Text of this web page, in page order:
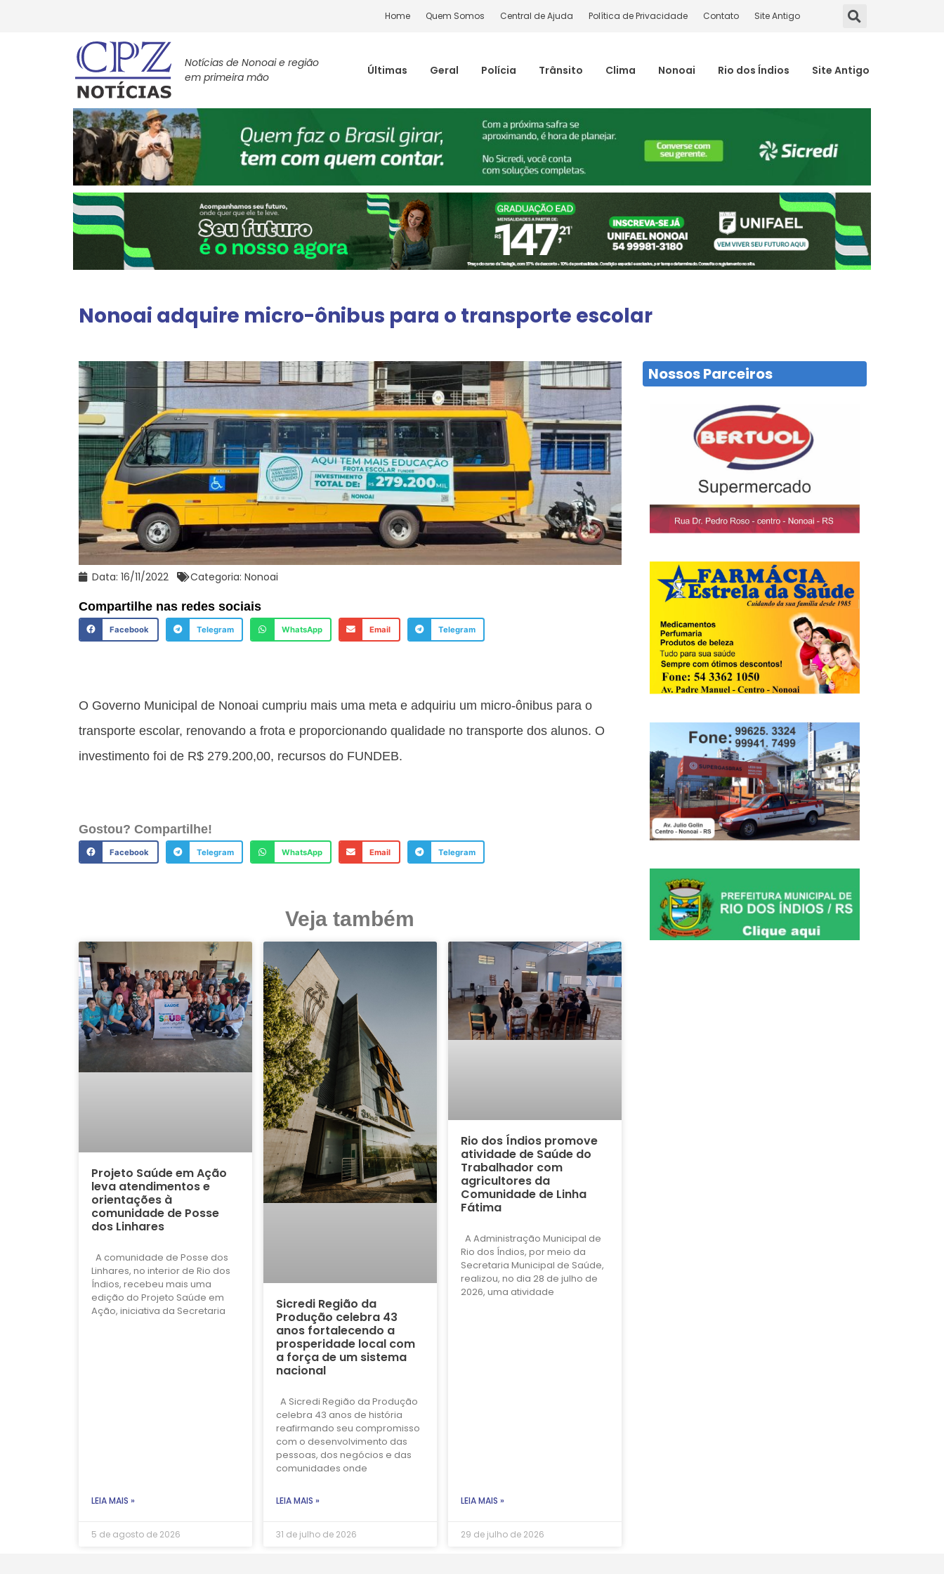
Home Quem Somos Central de Ajuda Política de Privacidade Contato Site Antigo
Notícias de Nonoai e região
em primeira mão
Últimas Geral Polícia Trânsito Clima Nonoai Rio dos Índios Site Antigo
Nonoai adquire micro-ônibus para o transporte escolar
Data: 16/11/2022 Categoria: Nonoai
Compartilhe nas redes sociais
Facebook Telegram WhatsApp Email Telegram
O Governo Municipal de Nonoai cumpriu mais uma meta e adquiriu um micro-ônibus para o
transporte escolar, renovando a frota e proporcionando qualidade no transporte dos alunos. O
investimento foi de R$ 279.200,00, recursos do FUNDEB.
Gostou? Compartilhe!
Facebook Telegram WhatsApp Email Telegram
Veja também
Projeto Saúde em Ação
leva atendimentos e
orientações à
comunidade de Posse
dos Linhares
A comunidade de Posse dos
Linhares, no interior de Rio dos
Índios, recebeu mais uma
edição do Projeto Saúde em
Ação, iniciativa da Secretaria
LEIA MAIS »
5 de agosto de 2026
Sicredi Região da
Produção celebra 43
anos fortalecendo a
prosperidade local com
a força de um sistema
nacional
A Sicredi Região da Produção
celebra 43 anos de história
reafirmando seu compromisso
com o desenvolvimento das
pessoas, dos negócios e das
comunidades onde
LEIA MAIS »
31 de julho de 2026
Rio dos Índios promove
atividade de Saúde do
Trabalhador com
agricultores da
Comunidade de Linha
Fátima
A Administração Municipal de
Rio dos Índios, por meio da
Secretaria Municipal de Saúde,
realizou, no dia 28 de julho de
2026, uma atividade
LEIA MAIS »
29 de julho de 2026
Nossos Parceiros